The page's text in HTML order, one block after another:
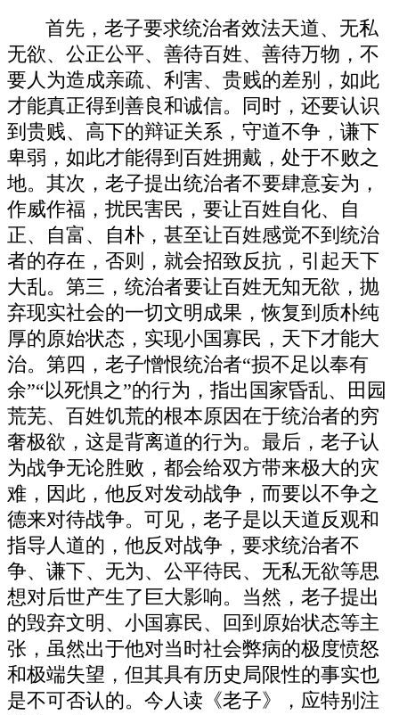
首先，老子要求统治者效法天道、无私
无欲、公正公平、善待百姓、善待万物，不
要人为造成亲疏、利害、贵贱的差别，如此
才能真正得到善良和诚信。同时，还要认识
到贵贱、高下的辩证关系，守道不争，谦下
卑弱，如此才能得到百姓拥戴，处于不败之
地。其次，老子提出统治者不要肆意妄为，
作威作福，扰民害民，要让百姓自化、自
正、自富、自朴，甚至让百姓感觉不到统治
者的存在，否则，就会招致反抗，引起天下
大乱。第三，统治者要让百姓无知无欲，抛
弃现实社会的一切文明成果，恢复到质朴纯
厚的原始状态，实现小国寡民，天下才能大
治。第四，老子憎恨统治者“损不足以奉有
余”“以死惧之”的行为，指出国家昏乱、田园
荒芜、百姓饥荒的根本原因在于统治者的穷
奢极欲，这是背离道的行为。最后，老子认
为战争无论胜败，都会给双方带来极大的灾
难，因此，他反对发动战争，而要以不争之
德来对待战争。可见，老子是以天道反观和
指导人道的，他反对战争，要求统治者不
争、谦下、无为、公平待民、无私无欲等思
想对后世产生了巨大影响。当然，老子提出
的毁弃文明、小国寡民、回到原始状态等主
张，虽然出于他对当时社会弊病的极度愤怒
和极端失望，但其具有历史局限性的事实也
是不可否认的。今人读《老子》，应特别注